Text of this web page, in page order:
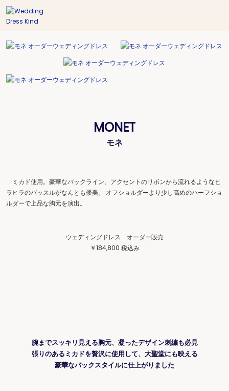
MONET
モネ
ミカド使用。豪華なバックライン、アクセントのリボンから流れるようなヒ
ラヒラのバッスルがなんとも優美。 オフショルダーより少し高めのハーフショ
ルダーで上品な胸元を演出。
ウェディングドレス オーダー販売
￥184,800 税込み
腕までスッキリ見える胸元、凝ったデザイン刺繍も必見
張りのあるミカドを贅沢に使用して、大聖堂にも映える
豪華なバックスタイルに仕上がりました